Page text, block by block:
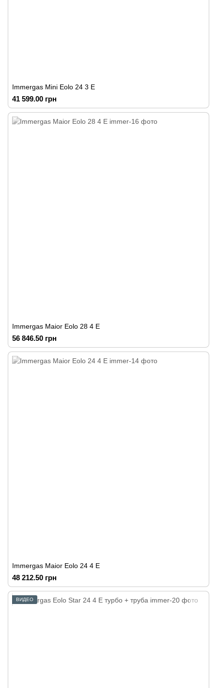
Immergas Mini Eolo 24 3 E
41 599.00 грн
Immergas Maior Eolo 28 4 E
56 846.50 грн
Immergas Maior Eolo 24 4 E
48 212.50 грн
ВИДЕО